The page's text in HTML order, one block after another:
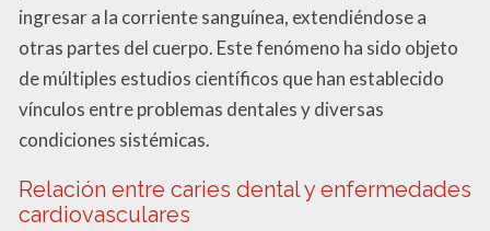
ingresar a la corriente sanguínea, extendiéndose a
otras partes del cuerpo. Este fenómeno ha sido objeto
de múltiples estudios científicos que han establecido
vínculos entre problemas dentales y diversas
condiciones sistémicas.
Relación entre caries dental y enfermedades
cardiovasculares